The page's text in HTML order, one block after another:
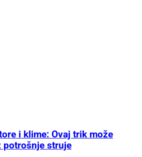
i klime: Ovaj trik može
potrošnje struje